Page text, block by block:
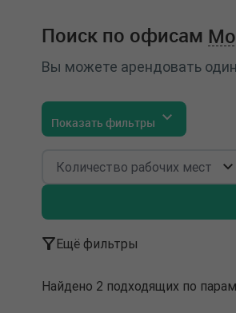
Поиск по офисам
Вы можете арендовать
Показать фильтры
Ещё фильтры
Найдено 2 подходящих по